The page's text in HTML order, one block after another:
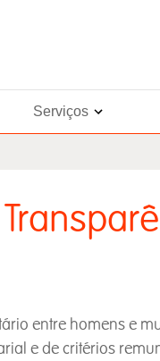
Serviços
entre homens e
e de critérios